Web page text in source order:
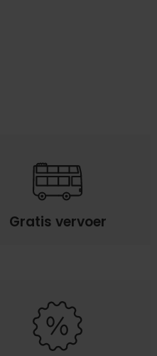
Gratis vervoer